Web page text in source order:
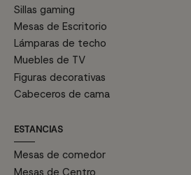
Sillas gaming
Mesas de Escritorio
Lámparas de techo
Muebles de TV
Figuras decorativas
Cabeceros de cama
ESTANCIAS
Mesas de comedor
Mesas de Centro